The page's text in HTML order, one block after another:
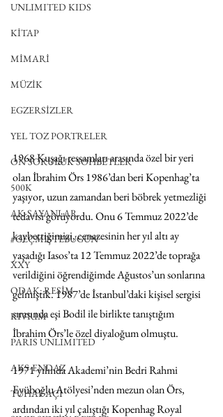
UNLIMITED KIDS
KİTAP
MİMARİ
MÜZİK
EGZERSİZLER
YEL TOZ PORTRELER
ON SORULUK SOHBETLER
500K
AK-SAYANLAR
#GEÇMİŞTEBUGÜN
XXY
ODAK: RESİM
KIVRIM
PARIS UNLIMITED
AKS-ENDAZ
TUHAF AÇI
1968 Kuşağı ressamları arasında özel bir yeri
olan İbrahim Örs 1986’dan beri Kopenhag’ta
yaşıyor, uzun zamandan beri böbrek yetmezliği
tedavisi görüyordu. Onu 6 Temmuz 2022’de
kaybettiğimizi, cenazesinin her yıl altı ay
yaşadığı Iasos’ta 12 Temmuz 2022’de toprağa
verildiğini öğrendiğimde Ağustos’un sonlarına
gelmiştik. 1987’de İstanbul’daki kişisel sergisi
sırasında eşi Bodil ile birlikte tanıştığım
İbrahim Örs’le özel diyaloğum olmuştu.
1971 yılında Akademi’nin Bedri Rahmi
Eyüboğlu Atölyesi’nden mezun olan Örs,
ardından iki yıl çalıştığı Kopenhag Royal